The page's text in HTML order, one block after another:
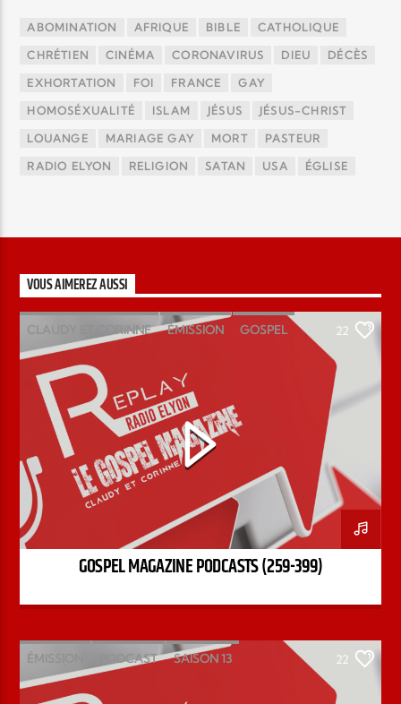
ABOMINATION AFRIQUE BIBLE CATHOLIQUE
CHRÉTIEN CINÉMA CORONAVIRUS DIEU DÉCÈS
EXHORTATION FOI FRANCE GAY
HOMOSÉXUALITÉ ISLAM JÉSUS JÉSUS-CHRIST
LOUANGE MARIAGE GAY MORT PASTEUR
RADIO ELYON RELIGION SATAN USA ÉGLISE
VOUS AIMEREZ AUSSI
CLAUDY ET CORINNE ÉMISSION GOSPEL
MAGAZINE
22
GOSPEL MAGAZINE PODCASTS (259-399)
ÉMISSION PODCAST SAISON 13
STÉPHANE CHANDONNET
22